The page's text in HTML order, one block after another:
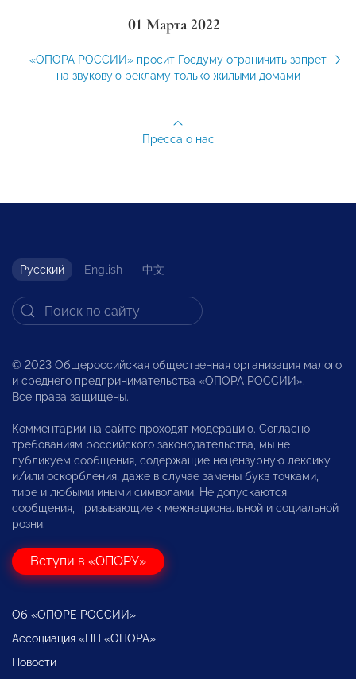
01 Марта 2022
«ОПОРА РОССИИ» просит Госдуму ограничить запрет
на звуковую рекламу только жилыми домами
Пресса о нас
Русский English 中文
© 2023 Общероссийская общественная организация малого
и среднего предпринимательства «ОПОРА РОССИИ».
Все права защищены.
Комментарии на сайте проходят модерацию. Согласно
требованиям российского законодательства, мы не
публикуем сообщения, содержащие нецензурную лексику
и/или оскорбления, даже в случае замены букв точками,
тире и любыми иными символами. Не допускаются
сообщения, призывающие к межнациональной и социальной
розни.
Вступи в «ОПОРУ»
Об «ОПОРЕ РОССИИ»
Ассоциация «НП «ОПОРА»
Новости